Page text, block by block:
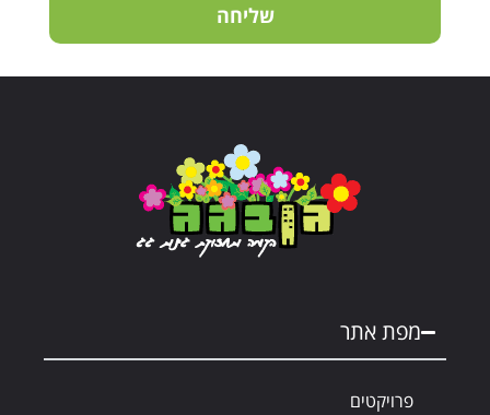
שליחה
מפת אתר
פרויקטים